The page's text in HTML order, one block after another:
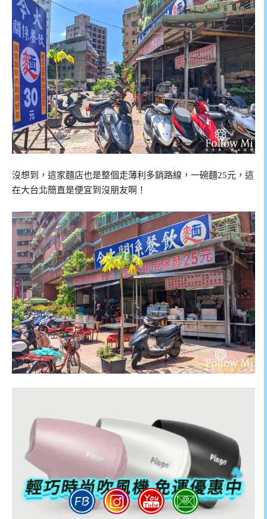
沒想到，這家麵店也是整個走薄利多銷路線，一碗麵25元，這
在大台北簡直是便宜到沒朋友啊！